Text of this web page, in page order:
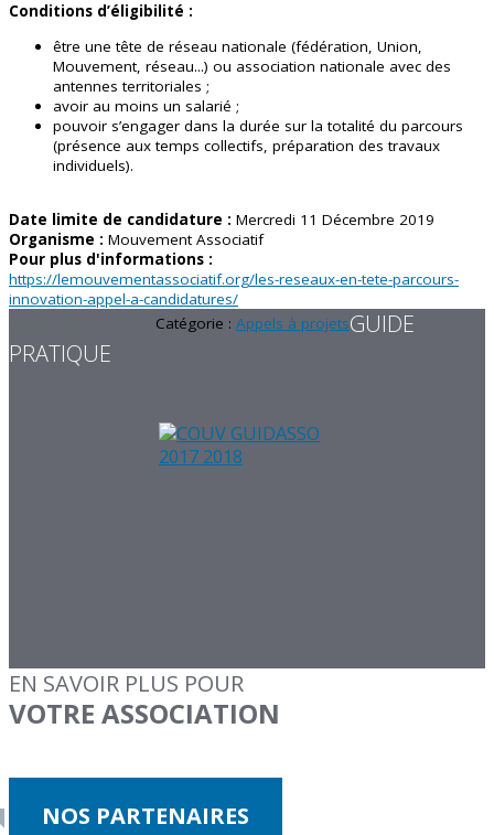
Conditions d’éligibilité :
être une tête de réseau nationale (fédération, Union,
Mouvement, réseau...) ou association nationale avec des
antennes territoriales ;
avoir au moins un salarié ;
pouvoir s’engager dans la durée sur la totalité du parcours
(présence aux temps collectifs, préparation des travaux
individuels).
Date limite de candidature : Mercredi 11 Décembre 2019
Organisme : Mouvement Associatif
Pour plus d'informations :
https://lemouvementassociatif.org/les-reseaux-en-tete-parcours-
innovation-appel-a-candidatures/
Catégorie : Appels à projetsGUIDE
PRATIQUE
EN SAVOIR PLUS POUR
VOTRE ASSOCIATION
NOS PARTENAIRES